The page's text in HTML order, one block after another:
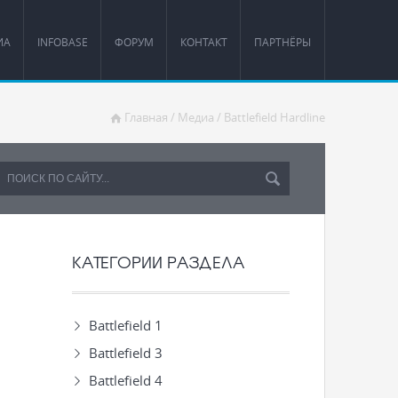
INFOBASE ФОРУМ КОНТАКТ ПАРТНЁРЫ
Главная / Медиа / Battlefield Hardline
КАТЕГОРИИ РАЗДЕЛА
Battlefield 1
Battlefield 3
Battlefield 4